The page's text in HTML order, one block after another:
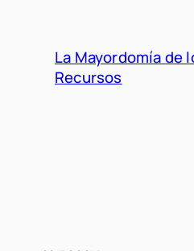
La Mayordomía de
Recursos